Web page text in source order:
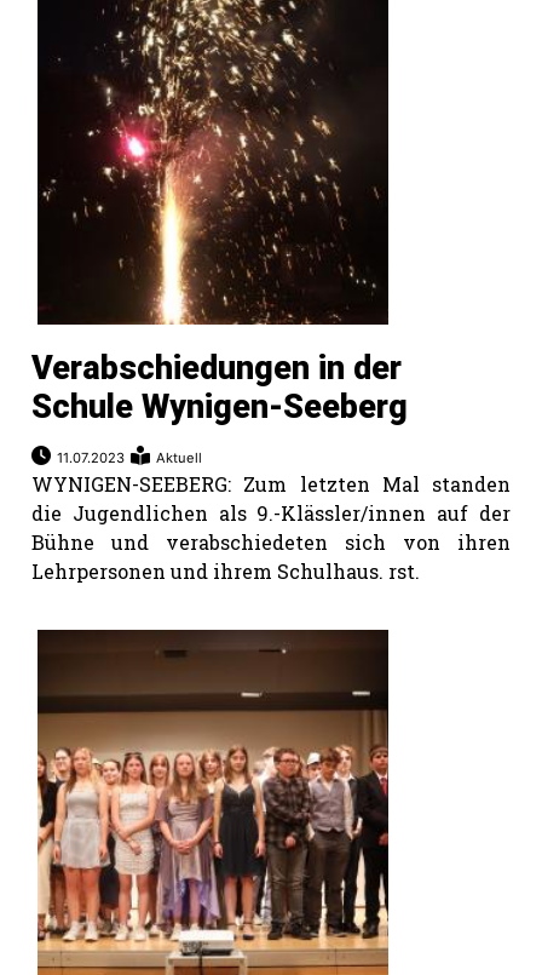
Verabschiedungen in der
Schule Wynigen-Seeberg
11.07.2023 Aktuell
WYNIGEN-SEEBERG: Zum letzten Mal standen
die Jugendlichen als 9.-Klässler/innen auf der
Bühne und verabschiedeten sich von ihren
Lehrpersonen und ihrem Schulhaus. rst.